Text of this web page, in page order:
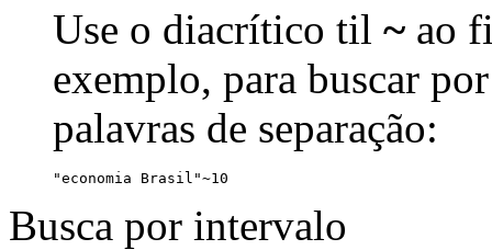
Use o diacrítico til ~ ao
exemplo, para buscar
palavras de separação:
"economia Brasil"~10
Busca por intervalo